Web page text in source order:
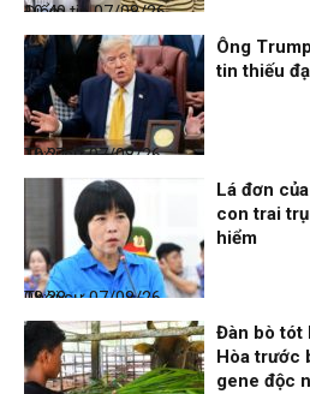
Điểm tin
07/08/26, 10:40
Thời sự
07/08/26, 10:27
Ông
tin thiếu
Thời sự
07/08/26, 08:38
Lá đơn
con trai
hiểm
Đàn bò tót
Hòa trước
gene độc